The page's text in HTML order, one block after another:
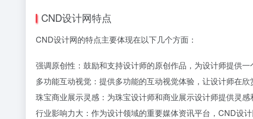
CND设计网特点
CND设计网的特点主要体现在以下几个方面：
强调原创性：鼓励和支持设计师的原创作品，为设计师提供一
多功能互动视觉：提供多功能的互动视觉体验，让设计师在欣
珠宝商业展示灵感：为珠宝设计师和商业展示设计师提供灵感
行业影响力大：作为设计领域的重要媒体资讯平台，CND设